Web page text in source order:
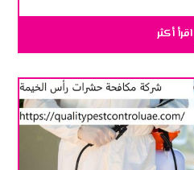
اقرأ أكثر